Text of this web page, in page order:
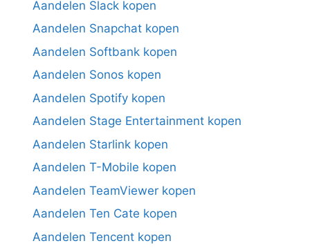
Aandelen Slack kopen
Aandelen Snapchat kopen
Aandelen Softbank kopen
Aandelen Sonos kopen
Aandelen Spotify kopen
Aandelen Stage Entertainment kopen
Aandelen Starlink kopen
Aandelen T-Mobile kopen
Aandelen TeamViewer kopen
Aandelen Ten Cate kopen
Aandelen Tencent kopen